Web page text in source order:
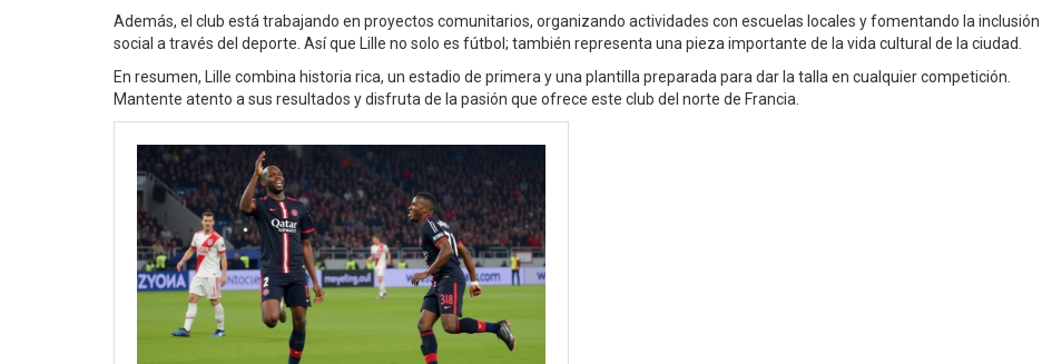
Además, el club está trabajando en proyectos comunitarios, organizando actividades con escuelas locales y fomentando la inclusión
social a través del deporte. Así que Lille no solo es fútbol; también representa una pieza importante de la vida cultural de la ciudad.
En resumen, Lille combina historia rica, un estadio de primera y una plantilla preparada para dar la talla en cualquier competición.
Mantente atento a sus resultados y disfruta de la pasión que ofrece este club del norte de Francia.